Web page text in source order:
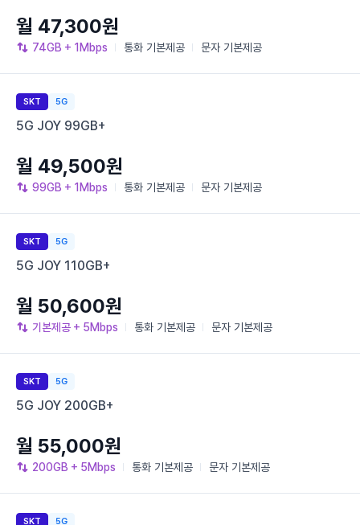
74GB + 1Mbps 통화 기본제공 문자 기본제공
월 47,300원
SKT 5G
5G JOY 99GB+
99GB + 1Mbps 통화 기본제공 문자 기본제공
월 49,500원
SKT 5G
5G JOY 110GB+
기본제공 + 5Mbps 통화 기본제공 문자 기본제공
월 50,600원
SKT 5G
5G JOY 200GB+
200GB + 5Mbps 통화 기본제공 문자 기본제공
월 55,000원
SKT 5G